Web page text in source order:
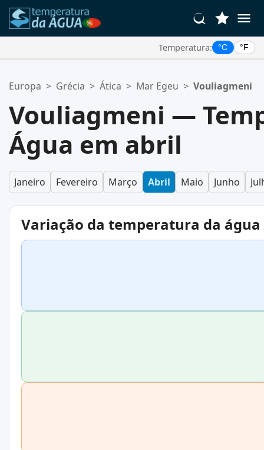
Temperatura: °C °F
Sua lista de favoritos está vazia.
Europa > Grécia > Ática > Mar Egeu > Vouliagmeni
Vouliagmeni —
Água em abril
Janeiro Fevereiro Março Abril Maio Junho
Variação da temperatura da água